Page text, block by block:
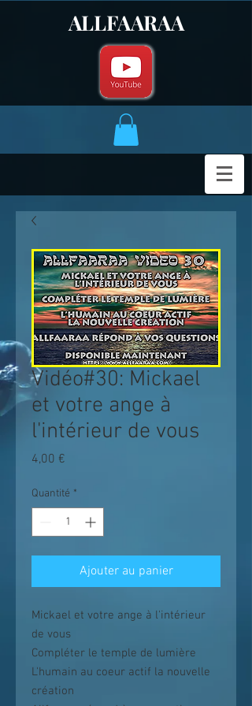
ALLFAARAA
Vidéo#30: Mickael
et votre ange à
l'intérieur de vous
4,00 €
Quantité *
Ajouter au panier
Mickael et votre ange à l'intérieur
de vous
Compléter le temple de lumière
L'humain au coeur actif la nouvelle
création